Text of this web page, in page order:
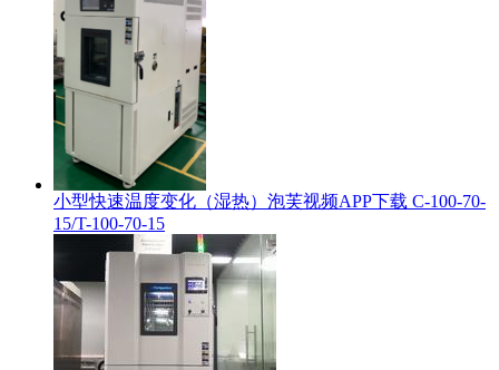
小型快速温度变化（湿热）泡芙视频APP下载 C-100-70-
15/T-100-70-15